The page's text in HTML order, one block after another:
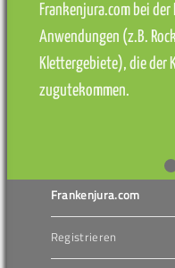
Frankenjura.com bei
Anwendungen (z.B.
Klettergebiete), die der
zugutekommen.
Frankenjura.com
Registrieren